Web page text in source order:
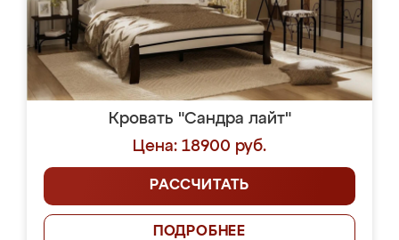
Кровать "Сандра лайт"
Цена: 18900 руб.
РАССЧИТАТЬ
ПОДРОБНЕЕ